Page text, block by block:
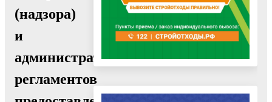
(надзора)
и
административных
регламентов